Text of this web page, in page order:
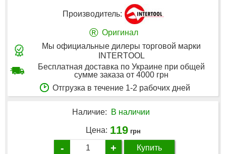
Производитель:
® Оригинал
Мы официальные дилеры торговой марки
INTERTOOL
Бесплатная доставка по Украине при общей
сумме заказа от 4000 грн
Отгрузка в течение 1-2 рабочих дней
Наличие: В наличии
Цена: 119 грн
- + Купить